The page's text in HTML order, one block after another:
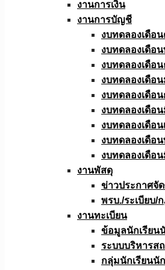
งานการเงิน
งานการบัญชี
งบทดลองเดือ
งบทดลองเดือ
งบทดลองเดือ
งบทดลองเดือ
งบทดลองเดือ
งบทดลองเดือ
งบทดลองเดือ
งบทดลองเดือ
งบทดลองเดือ
งานพัสดุ
ข่าวประกาศจั
พรบ./ระเบียบ/
งานทะเบียน
ข้อมูลนักเรียน
ระบบบริหารส
กลุ่มนักเรียนนั